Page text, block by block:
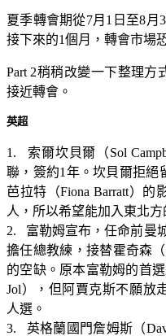
夏季轉會期從7月1日至8月
接下來的1個月，轉會市場
Part 2稍稍改變一下整理方
接近轉會。
英超
1. 索爾坎貝爾（Sol
聯，簽約1年。坎貝爾拒絕
芭拉特（Fiona Barratt）
人，所以希望能加入東北方
2. 富勒姆宣布，任命前曼
擔任總教練，接替霍奇森
的空缺。原本富勒姆的首
Jol），但阿賈克斯不願放
人選。
3. 英格蘭國門詹姆斯（